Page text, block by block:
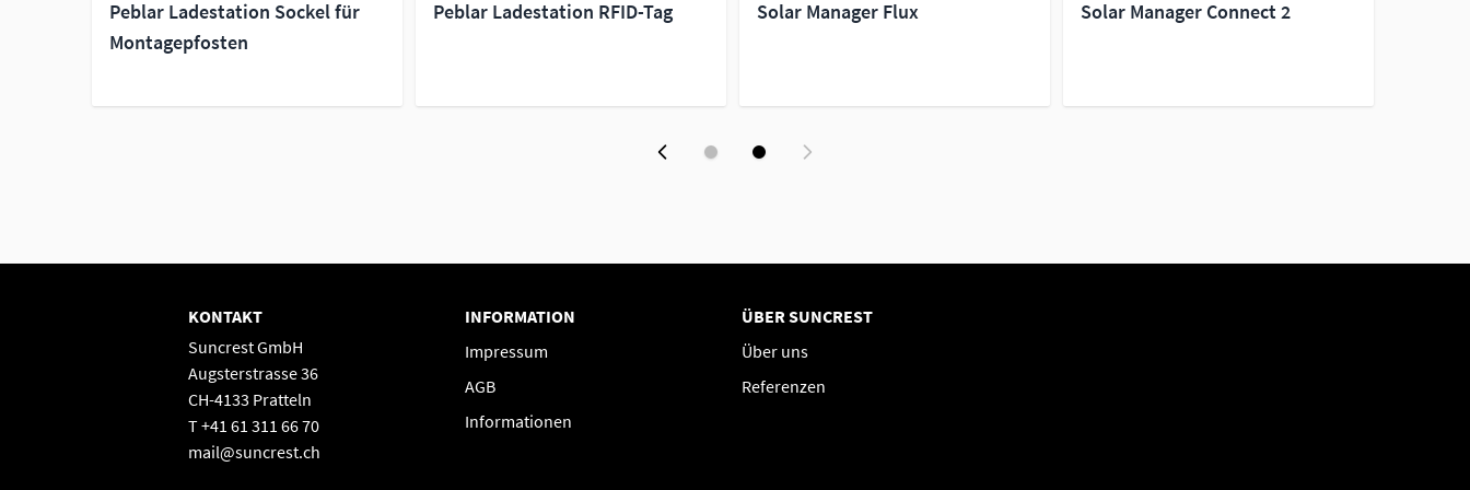
Peblar Ladestation Sockel für
Montagepfosten
Peblar Ladestation RFID-Tag Solar Manager Flux Solar Manager Connect 2
KONTAKT
Suncrest GmbH
Augsterstrasse 36
CH-4133 Pratteln
T +41 61 311 66 70
mail@suncrest.ch
INFORMATION
Impressum
AGB
Informationen
ÜBER SUNCREST
Über uns
Referenzen